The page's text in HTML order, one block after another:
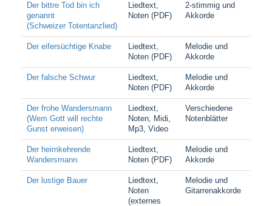
Der bittre Tod bin ich
genannt
(Schweizer Totentanzlied)
Liedtext,
Noten (PDF)
2-stimmig und
Akkorde
Der eifersüchtige Knabe
Liedtext,
Noten (PDF)
Melodie und
Akkorde
Der falsche Schwur
Liedtext,
Noten (PDF)
Melodie und
Akkorde
Der frohe Wandersmann
(Wem Gott will rechte
Gunst erweisen)
Liedtext,
Noten, Midi,
Mp3, Video
Verschiedene
Notenblätter
Der heimkehrende
Wandersmann
Liedtext,
Noten (PDF)
Melodie und
Akkorde
Der lustige Bauer
Liedtext,
Noten
(externes
Melodie und
Gitarrenakkorde